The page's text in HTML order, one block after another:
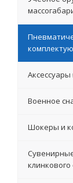
Военное
Шокеры и